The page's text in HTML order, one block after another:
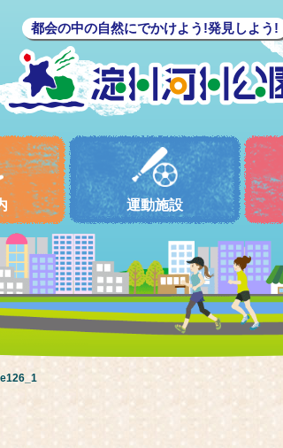
都会の中の自然にでかけよう!発見しよう!
運動施設